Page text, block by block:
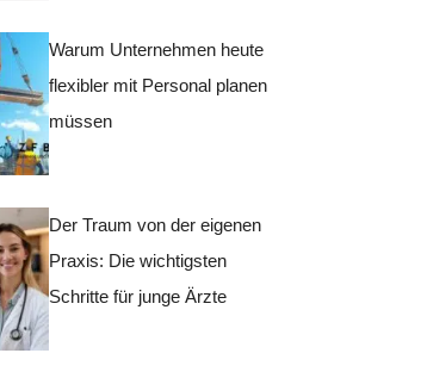
Warum Unternehmen heute
flexibler mit Personal planen
müssen
Der Traum von der eigenen
Praxis: Die wichtigsten
Schritte für junge Ärzte